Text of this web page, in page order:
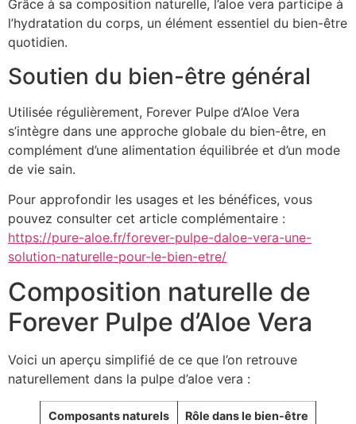
Grâce à sa composition naturelle, l’aloe vera participe à
l’hydratation du corps, un élément essentiel du bien-être
quotidien.
Soutien du bien-être général
Utilisée régulièrement, Forever Pulpe d’Aloe Vera
s’intègre dans une approche globale du bien-être, en
complément d’une alimentation équilibrée et d’un mode
de vie sain.
Pour approfondir les usages et les bénéfices, vous
pouvez consulter cet article complémentaire :
https://pure-aloe.fr/forever-pulpe-daloe-vera-une-
solution-naturelle-pour-le-bien-etre/
Composition naturelle de
Forever Pulpe d’Aloe Vera
Voici un aperçu simplifié de ce que l’on retrouve
naturellement dans la pulpe d’aloe vera :
Composants naturels Rôle dans le bien-être